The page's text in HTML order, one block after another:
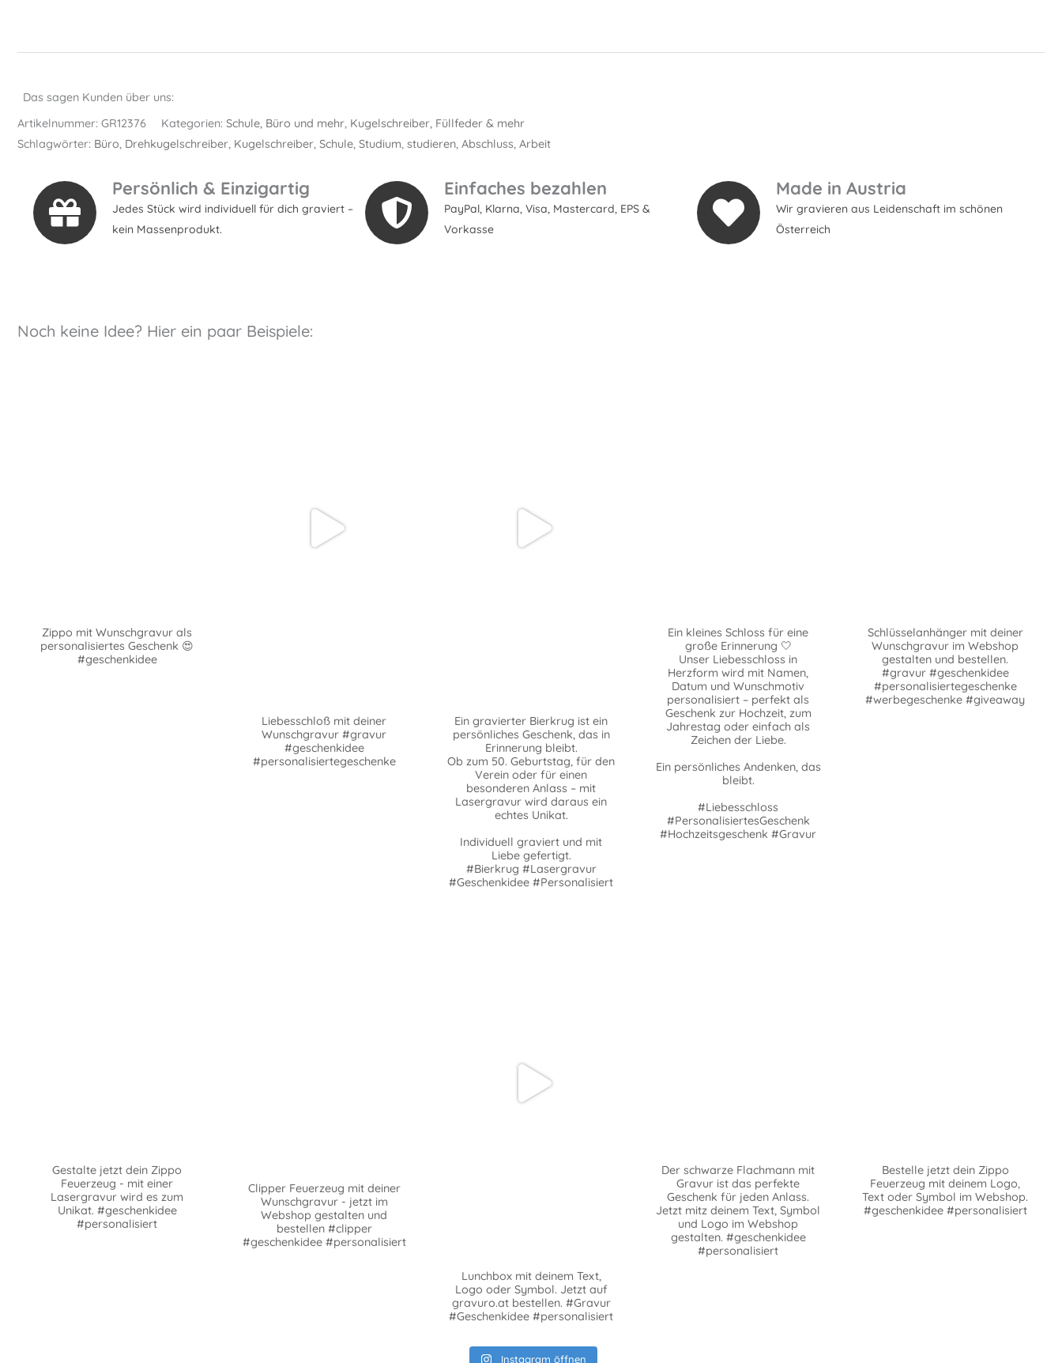
Das sagen Kunden über uns:
Artikelnummer: GR12376 Kategorien: Schule, Büro und mehr, Kugelschreiber, Füllfeder & mehr
Schlagwörter: Büro, Drehkugelschreiber, Kugelschreiber, Schule, Studium, studieren, Abschluss, Arbeit
Persönlich & Einzigartig
Jedes Stück wird individuell für dich graviert –
kein Massenprodukt.
Einfaches bezahlen
PayPal, Klarna, Visa, Mastercard, EPS &
Vorkasse
Made in Austria
Wir gravieren aus Leidenschaft im schönen
Österreich
Noch keine Idee? Hier ein paar Beispiele:
Zippo mit Wunschgravur als
personalisiertes Geschenk 😍
#geschenkidee
Liebesschloß mit deiner
Wunschgravur #gravur
#geschenkidee
#personalisiertegeschenke
Ein gravierter Bierkrug ist ein
persönliches Geschenk, das in
Erinnerung bleibt.
Ob zum 50. Geburtstag, für den
Verein oder für einen
besonderen Anlass – mit
Lasergravur wird daraus ein
echtes Unikat.
Individuell graviert und mit
Liebe gefertigt.
#Bierkrug #Lasergravur
#Geschenkidee #Personalisiert
Ein kleines Schloss für eine
große Erinnerung 🤍
Unser Liebesschloss in
Herzform wird mit Namen,
Datum und Wunschmotiv
personalisiert – perfekt als
Geschenk zur Hochzeit, zum
Jahrestag oder einfach als
Zeichen der Liebe.
Ein persönliches Andenken, das
bleibt.
#Liebesschloss
#PersonalisiertesGeschenk
#Hochzeitsgeschenk #Gravur
Schlüsselanhänger mit deiner
Wunschgravur im Webshop
gestalten und bestellen.
#gravur #geschenkidee
#personalisiertegeschenke
#werbegeschenke #giveaway
Gestalte jetzt dein Zippo
Feuerzeug - mit einer
Lasergravur wird es zum
Unikat. #geschenkidee
#personalisiert
Clipper Feuerzeug mit deiner
Wunschgravur - jetzt im
Webshop gestalten und
bestellen #clipper
#geschenkidee #personalisiert
Lunchbox mit deinem Text,
Logo oder Symbol. Jetzt auf
gravuro.at bestellen. #Gravur
#Geschenkidee #personalisiert
Der schwarze Flachmann mit
Gravur ist das perfekte
Geschenk für jeden Anlass.
Jetzt mitz deinem Text, Symbol
und Logo im Webshop
gestalten. #geschenkidee
#personalisiert
Bestelle jetzt dein Zippo
Feuerzeug mit deinem Logo,
Text oder Symbol im Webshop.
#geschenkidee #personalisiert
Instagram öffnen